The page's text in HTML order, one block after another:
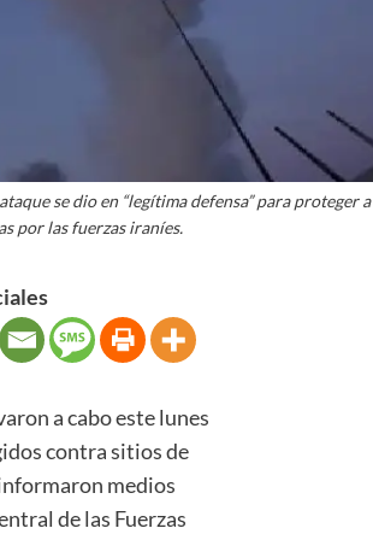
se dio en “legítima defensa” para proteger a
por las fuerzas iraníes.
a cabo este lunes
contra sitios de
medios
de las Fuerzas